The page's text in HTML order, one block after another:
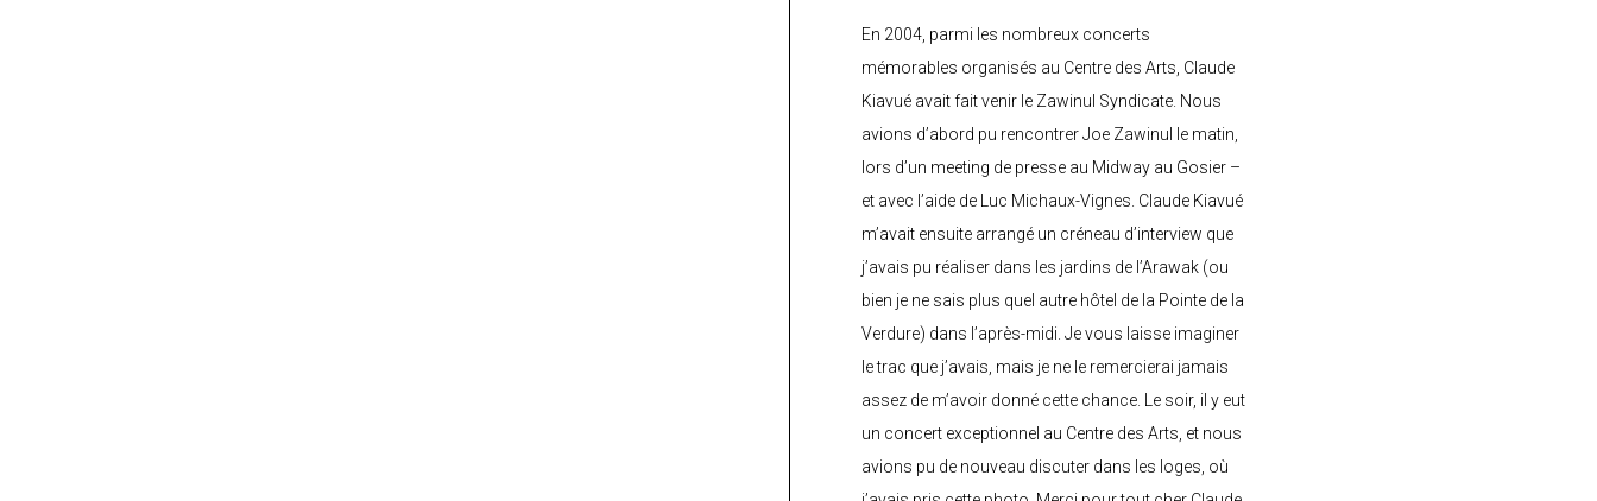
En 2004, parmi les nombreux concerts
mémorables organisés au Centre des Arts, Claude
Kiavué avait fait venir le Zawinul Syndicate. Nous
avions d’abord pu rencontrer Joe Zawinul le matin,
lors d’un meeting de presse au Midway au Gosier –
et avec l’aide de Luc Michaux-Vignes. Claude Kiavué
m’avait ensuite arrangé un créneau d’interview que
j’avais pu réaliser dans les jardins de l’Arawak (ou
bien je ne sais plus quel autre hôtel de la Pointe de la
Verdure) dans l’après-midi. Je vous laisse imaginer
le trac que j’avais, mais je ne le remercierai jamais
assez de m’avoir donné cette chance. Le soir, il y eut
un concert exceptionnel au Centre des Arts, et nous
avions pu de nouveau discuter dans les loges, où